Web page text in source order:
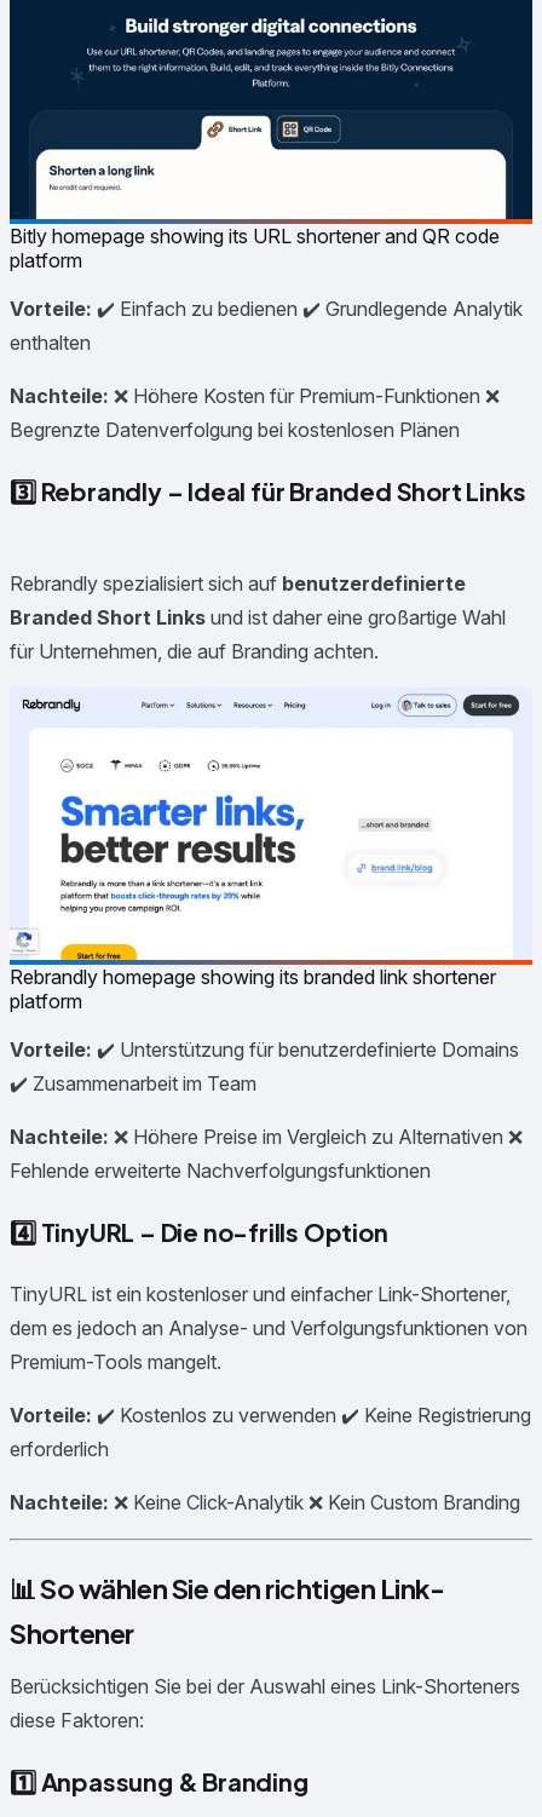
Bitly homepage showing its URL shortener and QR code
platform
Vorteile: ✔️ Einfach zu bedienen ✔️ Grundlegende Analytik
enthalten
Nachteile: ❌ Höhere Kosten für Premium-Funktionen ❌
Begrenzte Datenverfolgung bei kostenlosen Plänen
3️⃣ Rebrandly – Ideal für Branded Short Links
Rebrandly spezialisiert sich auf benutzerdefinierte
Branded Short Links und ist daher eine großartige Wahl
für Unternehmen, die auf Branding achten.
Rebrandly homepage showing its branded link shortener
platform
Vorteile: ✔️ Unterstützung für benutzerdefinierte Domains
✔️ Zusammenarbeit im Team
Nachteile: ❌ Höhere Preise im Vergleich zu Alternativen ❌
Fehlende erweiterte Nachverfolgungsfunktionen
4️⃣ TinyURL – Die no-frills Option
TinyURL ist ein kostenloser und einfacher Link-Shortener,
dem es jedoch an Analyse- und Verfolgungsfunktionen von
Premium-Tools mangelt.
Vorteile: ✔️ Kostenlos zu verwenden ✔️ Keine Registrierung
erforderlich
Nachteile: ❌ Keine Click-Analytik ❌ Kein Custom Branding
📊 So wählen Sie den richtigen Link-
Shortener
Berücksichtigen Sie bei der Auswahl eines Link-Shorteners
diese Faktoren:
1️⃣ Anpassung & Branding